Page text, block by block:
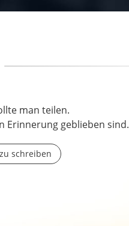
man teilen.
Erinnerung geblieben sind.
schreiben